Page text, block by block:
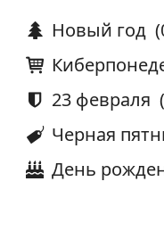
Новый год
23 февраля
Черная
День